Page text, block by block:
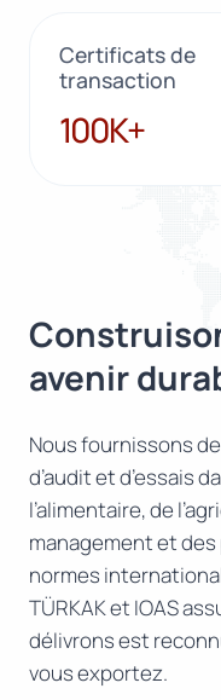
Certificats de
transaction
100K+
100K+
avenir
Nous fournissons
d’audit et d’essais
l’alimentaire, de
management et
normes
TÜRKAK et IOAS
délivrons est
vous exportez.